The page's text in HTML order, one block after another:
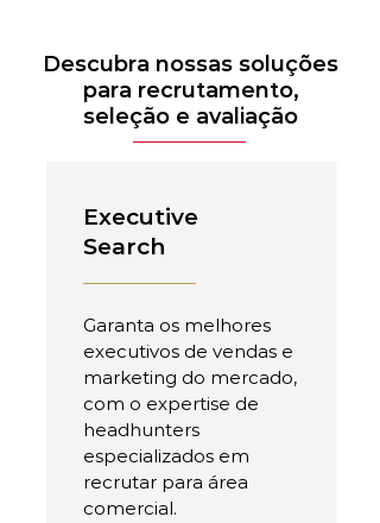
Descubra nossas soluções
para recrutamento,
seleção e avaliação
Executive
Search
Garanta os melhores
executivos de vendas e
marketing do mercado,
com o expertise de
headhunters
especializados em
recrutar para área
comercial.